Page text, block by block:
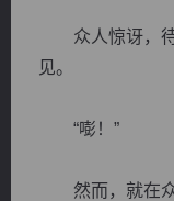
众人惊讶，待
见。
“嘭！”
然而，就在众